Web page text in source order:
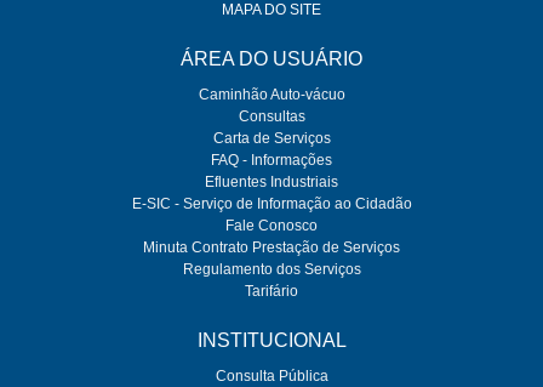
MAPA DO SITE
ÁREA DO USUÁRIO
Caminhão Auto-vácuo
Consultas
Carta de Serviços
FAQ - Informações
Efluentes Industriais
E-SIC - Serviço de Informação ao Cidadão
Fale Conosco
Minuta Contrato Prestação de Serviços
Regulamento dos Serviços
Tarifário
INSTITUCIONAL
Consulta Pública